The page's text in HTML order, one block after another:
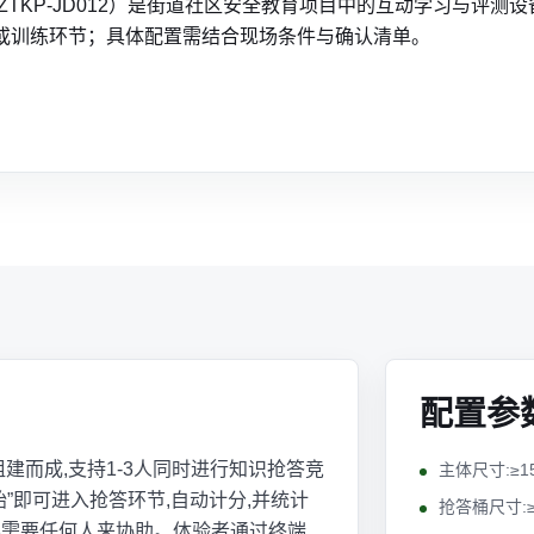
JD012）是街道社区安全教育项目中的互动学习与评测
练环节；具体配置需结合现场条件与确认清单。
而成,支持1-3人同时进行知识抢答竞
即可进入抢答环节,自动计分,并统计
配置参
主体尺寸
抢答桶尺寸